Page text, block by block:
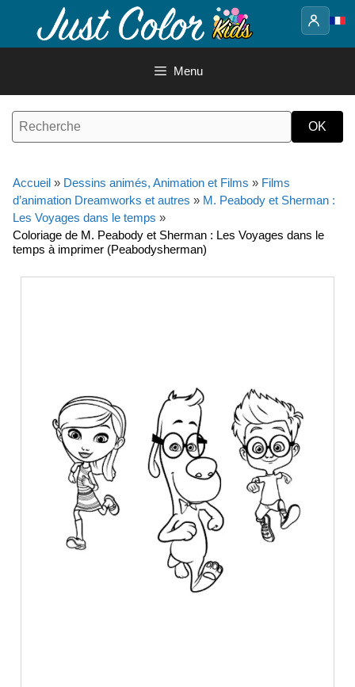
contenu
Menu
Accueil » Dessins animés, Animation et Films » Films
d’animation Dreamworks et autres » M. Peabody et Sherman :
Les Voyages dans le temps »
Coloriage de M. Peabody et Sherman : Les Voyages dans le
temps à imprimer (Peabodysherman)